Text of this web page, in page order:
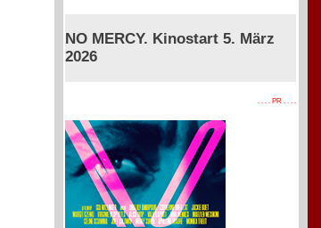
NO MERCY. Kinostart 5. März
2026
. . . . PR . . . .